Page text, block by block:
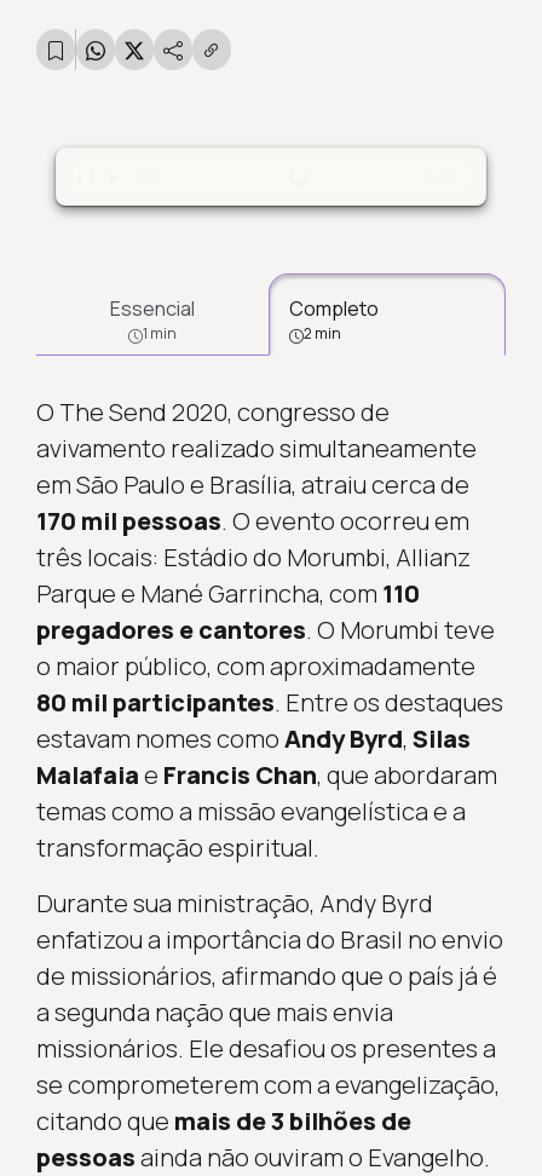
Carregando...
Essencial
1 min
Completo
2 min
O The Send 2020, congresso de
avivamento realizado simultaneamente
em São Paulo e Brasília, atraiu cerca de
170 mil pessoas. O evento ocorreu em
três locais: Estádio do Morumbi, Allianz
Parque e Mané Garrincha, com 110
pregadores e cantores. O Morumbi teve
o maior público, com aproximadamente
80 mil participantes. Entre os destaques
estavam nomes comoAndy Byrd, Silas
Malafaiae Francis Chan, que abordaram
temas como a missão evangelística e a
transformação espiritual.
Durante sua ministração, Andy Byrd
enfatizou a importância do Brasil no envio
de missionários, afirmando que o país já é
a segunda nação que mais envia
missionários. Ele desafiou os presentes a
se comprometerem com a evangelização,
citando que mais de 3 bilhões de
pessoasainda não ouviram o Evangelho.